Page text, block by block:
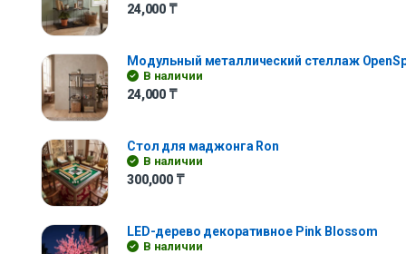
24,000 ₸
Модульный металлический стеллаж
В наличии
24,000 ₸
Стол для маджонга Ron
В наличии
300,000 ₸
LED-дерево декоративное Pink Blossom
В наличии